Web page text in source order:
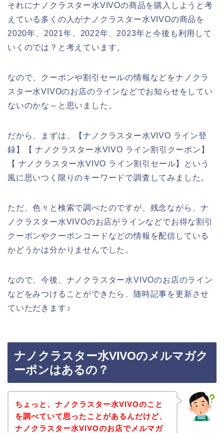
それにナノクラスター水VIVOの商品を購入しようと考
えている多くの人がナノクラスター水VIVOの商品を
2020年、2021年、2022年、2023年と今後も利用して
いくのでは？と考えています。
なので、クーポンや割引セールの情報などをナノクラ
スター水VIVOのお店のラインなどでお知らせをしてい
ないのかな～と思いました。
だから、まずは、【ナノクラスター水VIVO ライン登
録】【 ナノクラスター水VIVO ライン割引クーポン】
【 ナノクラスター水VIVO ライン割引セール】という
風に思いつく限りのキーワードで調査してみました。
ただ、色々と検索で調べたのですが、残念ながら、ナ
ノクラスター水VIVOのお店がラインなどでお得な割引
クーポンやクーポンコードなどの情報を配信している
かどうかは分かりませんでした。
なので、今後、ナノクラスター水VIVOのお店のライン
などをみつけることができたら、随時記事を更新させ
ていただきます♪
ナノクラスター水VIVOのメルマガク
ーポンはあるの？
ちょっと、ナノクラスター水VIVOのこと
を調べていて思ったことがあるんだけど、
ナノクラスター水VIVOのお店でメルマガ